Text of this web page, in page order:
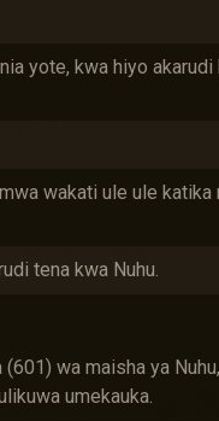
yote, kwa hiyo
wakati ule ule
tena kwa Nuhu.
wa maisha ya
umekauka.